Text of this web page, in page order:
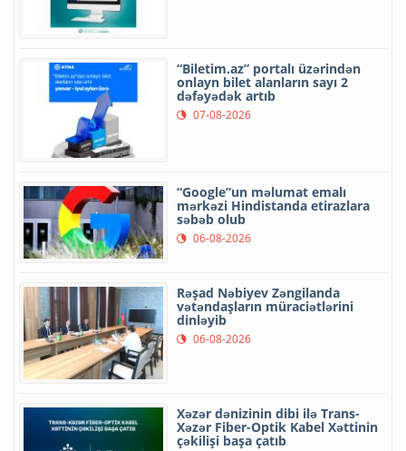
“Biletim.az” portalı üzərindən
onlayn bilet alanların sayı 2
dəfəyədək artıb
07-08-2026
“Google”un məlumat emalı
mərkəzi Hindistanda etirazlara
səbəb olub
06-08-2026
Rəşad Nəbiyev Zəngilanda
vətəndaşların müraciətlərini
dinləyib
06-08-2026
Xəzər dənizinin dibi ilə Trans-
Xəzər Fiber-Optik Kabel Xəttinin
çəkilişi başa çatıb